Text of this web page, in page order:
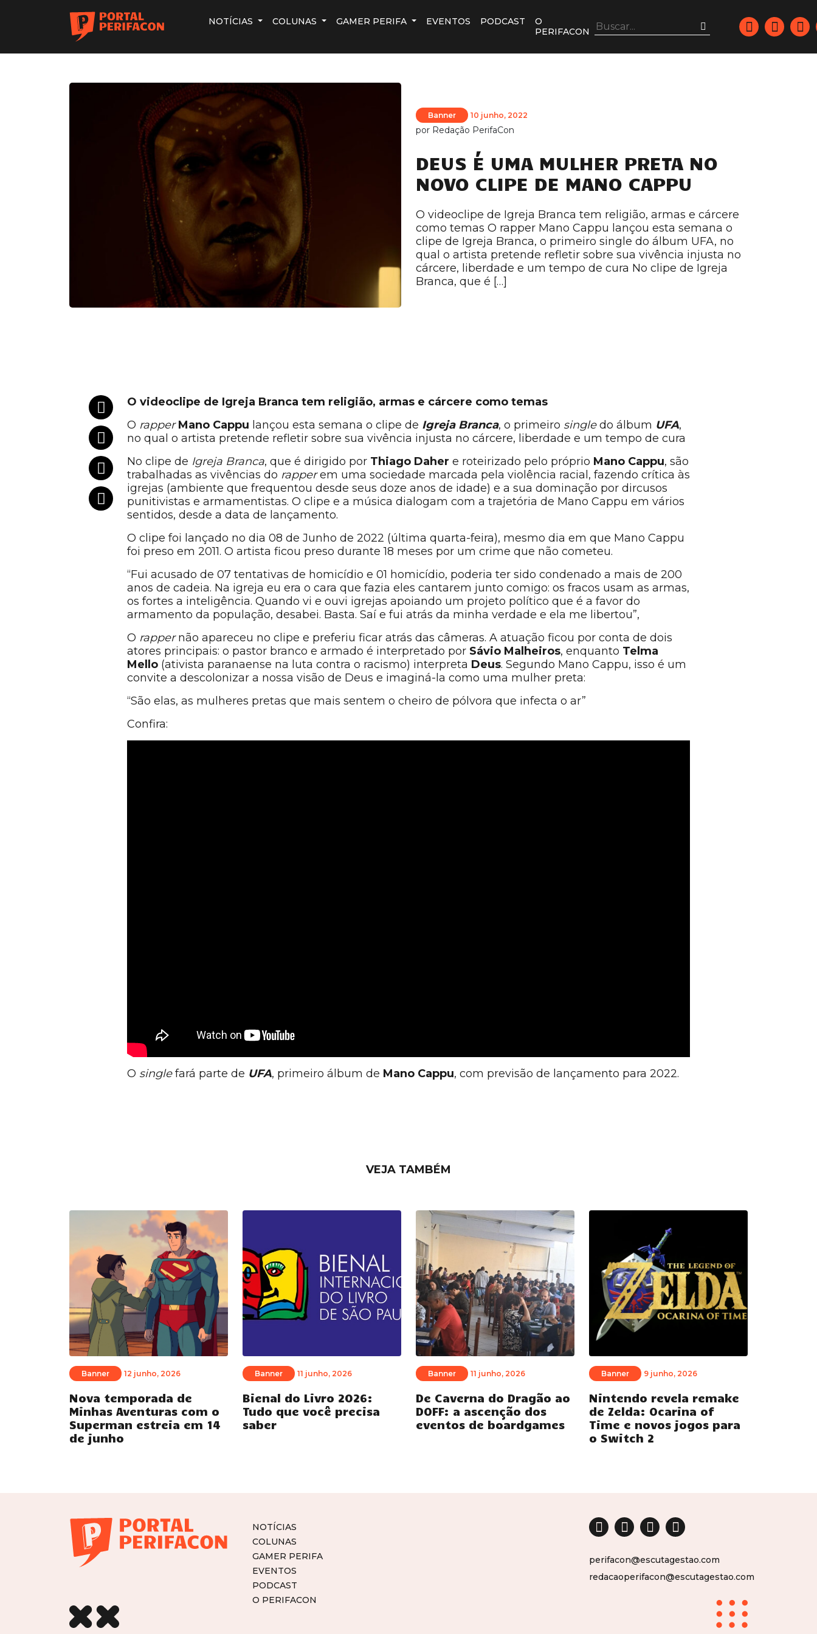
NOTÍCIAS COLUNAS GAMER PERIFA EVENTOS PODCAST
O
PERIFACON
Banner 10 junho, 2022
por Redação PerifaCon
DEUS É UMA MULHER PRETA NO
NOVO CLIPE DE MANO CAPPU
O videoclipe de Igreja Branca tem religião, armas e cárcere
como temas O rapper Mano Cappu lançou esta semana o
clipe de Igreja Branca, o primeiro single do álbum UFA, no
qual o artista pretende refletir sobre sua vivência injusta no
cárcere, liberdade e um tempo de cura No clipe de Igreja
Branca, que é […]
O videoclipe de Igreja Branca tem religião, armas e cárcere como temas
O rapperMano Cappu lançou esta semana o clipe de Igreja Branca, o primeiro singledo álbum UFA,
no qual o artista pretende refletir sobre sua vivência injusta no cárcere, liberdade e um tempo de cura
No clipe de Igreja Branca, que é dirigido por Thiago Daher e roteirizado pelo próprio Mano Cappu, são
trabalhadas as vivências do rapperem uma sociedade marcada pela violência racial, fazendo crítica às
igrejas (ambiente que frequentou desde seus doze anos de idade) e a sua dominação por dircusos
punitivistas e armamentistas. O clipe e a música dialogam com a trajetória de Mano Cappu em vários
sentidos, desde a data de lançamento.
O clipe foi lançado no dia 08 de Junho de 2022 (última quarta-feira), mesmo dia em que Mano Cappu
foi preso em 2011. O artista ficou preso durante 18 meses por um crime que não cometeu.
“Fui acusado de 07 tentativas de homicídio e 01 homicídio, poderia ter sido condenado a mais de 200
anos de cadeia. Na igreja eu era o cara que fazia eles cantarem junto comigo: os fracos usam as armas,
os fortes a inteligência. Quando vi e ouvi igrejas apoiando um projeto político que é a favor do
armamento da população, desabei. Basta. Saí e fui atrás da minha verdade e ela me libertou”,
O rappernão apareceu no clipe e preferiu ficar atrás das câmeras. A atuação ficou por conta de dois
atores principais: o pastor branco e armado é interpretado por Sávio Malheiros, enquanto Telma
Mello (ativista paranaense na luta contra o racismo) interpreta Deus. Segundo Mano Cappu, isso é um
convite a descolonizar a nossa visão de Deus e imaginá-la como uma mulher preta:
“São elas, as mulheres pretas que mais sentem o cheiro de pólvora que infecta o ar”
Confira:
O singlefará parte de UFA, primeiro álbum de Mano Cappu, com previsão de lançamento para 2022.
VEJA TAMBÉM
Banner 12 junho, 2026
Nova temporada de
Minhas Aventuras com o
Superman estreia em 14
de junho
Banner 11 junho, 2026
Bienal do Livro 2026:
Tudo que você precisa
saber
Banner 11 junho, 2026
De Caverna do Dragão ao
DOFF: a ascenção dos
eventos de boardgames
Banner 9 junho, 2026
Nintendo revela remake
de Zelda: Ocarina of
Time e novos jogos para
o Switch 2
NOTÍCIAS
COLUNAS
GAMER PERIFA
EVENTOS
PODCAST
O PERIFACON
perifacon@escutagestao.com
redacaoperifacon@escutagestao.com